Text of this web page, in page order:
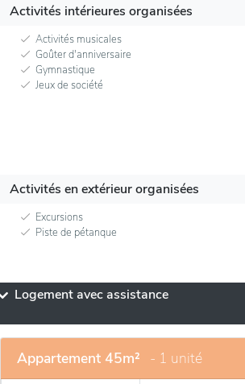
Activités intérieures organisées
Activités musicales
Goûter d'anniversaire
Gymnastique
Jeux de société
Activités en extérieur organisées
Excursions
Piste de pétanque
Logement avec assistance
Appartement 45m² - 1 unité